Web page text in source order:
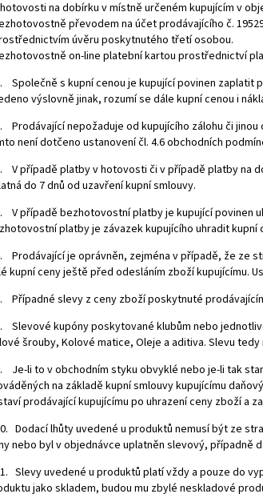
na dobírku v místně určeném kupujícím v
převodem na účet prodávajícího č.
úvěru poskytnutého třetí osobou.
on-line platební kartou prostřednictví
Společně s kupní cenou je kupující povinen zaplatit
výslovně jinak, rozumí se dále kupní cenou i
Prodávající nepožaduje od kupujícího zálohu či
není dotčeno ustanovení čl. 4.6 obchodních
V případě platby v hotovosti či v případě platby na
do 7 dnů od uzavření kupní smlouvy.
V případě bezhotovostní platby je kupující povinen
platby je závazek kupujícího uhradit
Prodávající je oprávněn, zejména v případě, že ze
kupní ceny ještě před odesláním zboží kupujícímu.
Případné slevy z ceny zboží poskytnuté
Slevové kupóny poskytované klubům nebo
šrouby, Kolové matice, Oleje a aditiva. Slevu
Je-li to v obchodním styku obvyklé nebo je-li tak
na základě kupní smlouvy kupujícímu
prodávající kupujícímu po uhrazení ceny zboží a
Dodací lhůty uvedené u produktů nemusí být ze
nebo byl v objednávce uplatněn slevový, případně
Slevy uvedené u produktů platí vždy a pouze do
jako skladem, budou mu zbylé neskladové